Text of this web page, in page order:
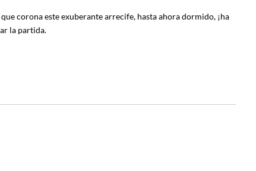
corona este exuberante arrecife, hasta ahora dormido, ¡ha
la partida.